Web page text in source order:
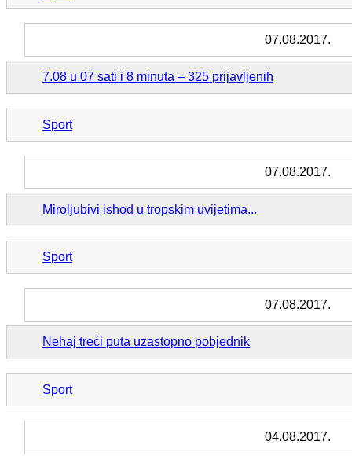
07.08.2017.
7.08 u 07 sati i 8 minuta – 325 prijavljenih
Sport
07.08.2017.
Miroljubivi ishod u tropskim uvijetima...
Sport
07.08.2017.
Nehaj treći puta uzastopno pobjednik
Sport
04.08.2017.